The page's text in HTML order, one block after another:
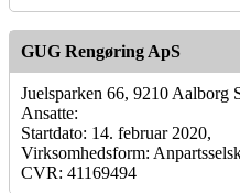
GUG Rengøring ApS
Juelsparken 66, 9210 Aalborg
Ansatte:
Startdato: 14. februar 2020,
Virksomhedsform:
CVR: 41169494